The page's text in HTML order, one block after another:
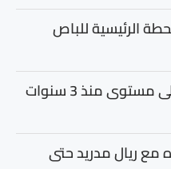
الرئيسية للباص
أسعار الغذاء العالمية عند أعلى مستوى منذ 3 سنوات
مع ريال مدريد حتى